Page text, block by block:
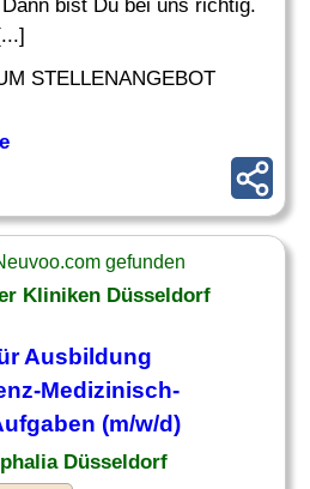
bist Du bei uns richtig.
STELLENANGEBOT
gefunden
Kliniken Düsseldorf
Ausbildung
Medizinisch-
(m/w/d)
Düsseldorf